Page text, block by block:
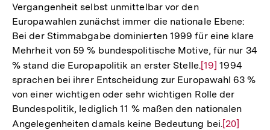
Vergangenheit selbst unmittelbar vor den
Europawahlen zunächst immer die nationale Ebene:
Bei der Stimmabgabe dominierten 1999 für eine klare
Mehrheit von 59 % bundespolitische Motive, für nur 34
% stand die Europapolitik an erster Stelle.Zur
Auflösung
der
Fußnote
[19] 1994
sprachen bei ihrer Entscheidung zur Europawahl 63 %
von einer wichtigen oder sehr wichtigen Rolle der
Bundespolitik, lediglich 11 % maßen den nationalen
Angelegenheiten damals keine Bedeutung bei.Zur
[20]